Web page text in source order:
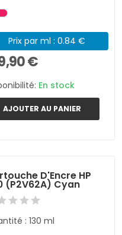
Prix par ml : 0.84 €
€
En stock
AJOUTER AU PANIER
D'Encre HP
(P2V62A) Cyan
: 130 ml